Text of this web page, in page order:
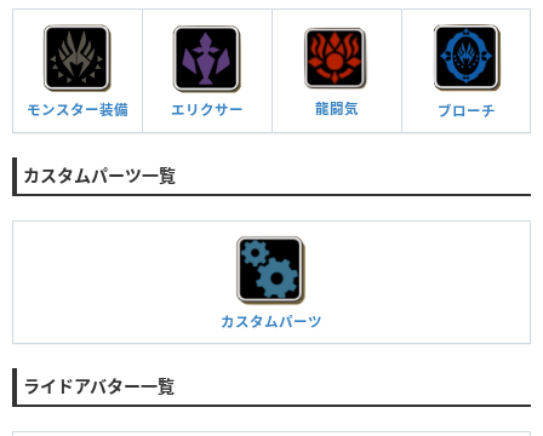
モンスター装備 エリクサー 龍闘気 ブローチ
カスタムパーツ一覧
カスタムパーツ
ライドアバター一覧